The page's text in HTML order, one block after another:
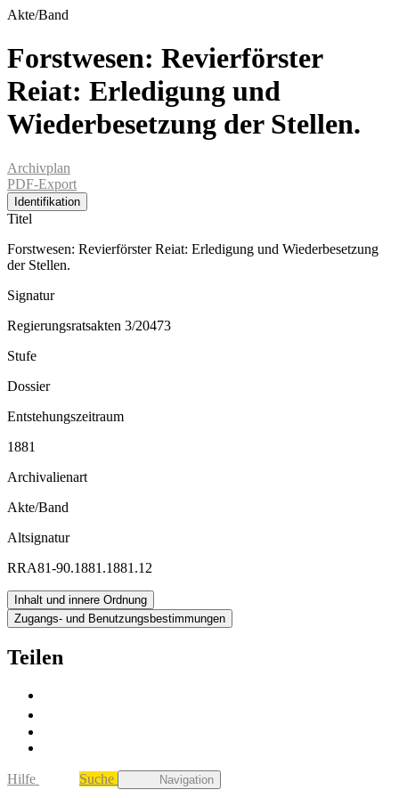
Akte/Band
Forstwesen: Revierförster
Reiat: Erledigung und
Wiederbesetzung der Stellen.
Archivplan
PDF-Export
Identifikation
Titel
Forstwesen: Revierförster Reiat: Erledigung und Wiederbesetzung
der Stellen.
Signatur
Regierungsratsakten 3/20473
Stufe
Dossier
Entstehungszeitraum
1881
Archivalienart
Akte/Band
Altsignatur
RRA81-90.1881.1881.12
Inhalt und innere Ordnung
Zugangs- und Benutzungsbestimmungen
Teilen
Hilfe Suche Navigation